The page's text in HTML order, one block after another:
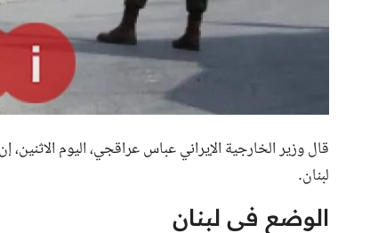
قال وزير الخارجية الإيراني عباس عراقجي، اليوم
لبنان.
الوضع في لبنان